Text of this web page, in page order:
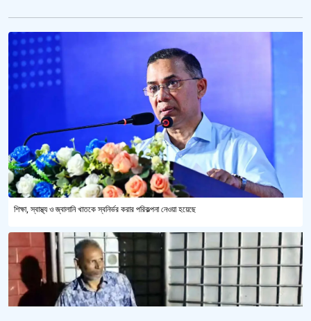
শিক্ষা, স্বাস্থ্য ও জ্বালানি খাতকে স্বনির্ভর করার পরিকল্পনা নেওয়া হয়েছে